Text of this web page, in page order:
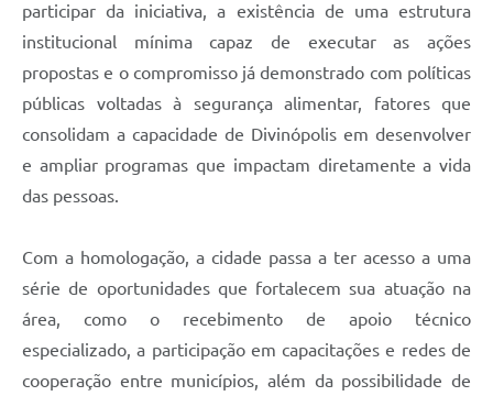
participar da iniciativa, a existência de uma estrutura
institucional mínima capaz de executar as ações
propostas e o compromisso já demonstrado com políticas
públicas voltadas à segurança alimentar, fatores que
consolidam a capacidade de Divinópolis em desenvolver
e ampliar programas que impactam diretamente a vida
das pessoas.
Com a homologação, a cidade passa a ter acesso a uma
série de oportunidades que fortalecem sua atuação na
área, como o recebimento de apoio técnico
especializado, a participação em capacitações e redes de
cooperação entre municípios, além da possibilidade de